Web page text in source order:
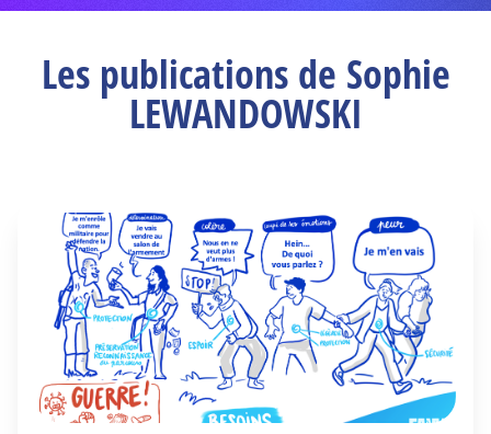
Les publications de Sophie
LEWANDOWSKI